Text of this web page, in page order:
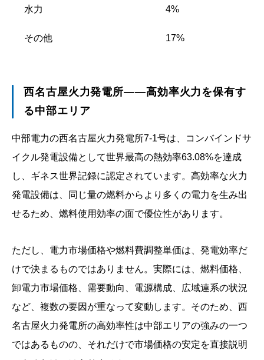
水力 4%
その他 17%
西名古屋火力発電所――高効率火力を保有す
る中部エリア
中部電力の西名古屋火力発電所7-1号は、コンバインドサ
イクル発電設備として世界最高の熱効率63.08%を達成
し、ギネス世界記録に認定されています。高効率な火力
発電設備は、同じ量の燃料からより多くの電力を生み出
せるため、燃料使用効率の面で優位性があります。
ただし、電力市場価格や燃料費調整単価は、発電効率だ
けで決まるものではありません。実際には、燃料価格、
卸電力市場価格、需要動向、電源構成、広域連系の状況
など、複数の要因が重なって変動します。そのため、西
名古屋火力発電所の高効率性は中部エリアの強みの一つ
ではあるものの、それだけで市場価格の安定を直接説明